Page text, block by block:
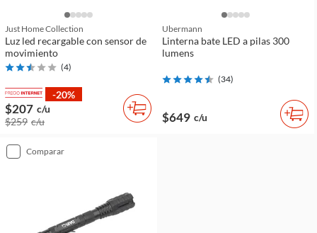
Just Home Collection
Luz led recargable con sensor de
movimiento
(4)
-20%
$207 c/u
$259 c/u
Ubermann
Linterna bate LED a pilas 300
lumens
(34)
$649 c/u
comparar